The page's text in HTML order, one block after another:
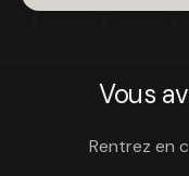
Vous
Rentrez en